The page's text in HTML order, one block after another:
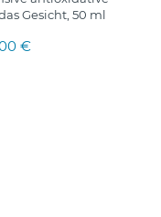
Gesicht, 50 ml
€